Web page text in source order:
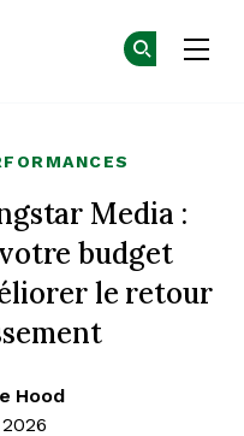
Media :
budget
le retour
Hood